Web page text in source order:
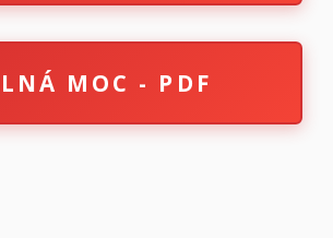
MOC - PDF